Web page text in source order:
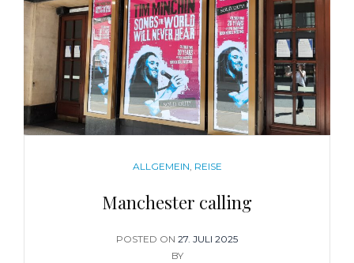
CATEGORIES
ALLGEMEIN REISE
Manchester calling
POSTED ON POSTED
ON
27. JULI 2025
BY